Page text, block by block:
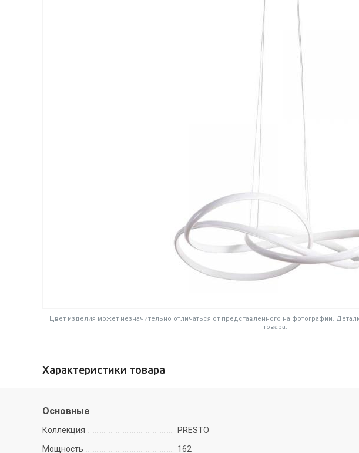
Цвет изделия может незначительно отличаться от представленного на фотографии.
товара.
Характеристики товара
Основные
Коллекция
PRESTO
Мощность
162